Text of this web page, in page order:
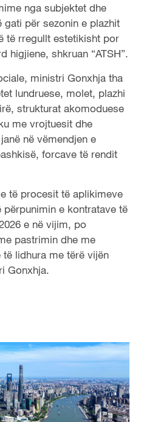
nga subjektet dhe
për sezonin e plazhit
të rregullt estetikisht por
higjiene, shkruan “ATSH”.
ministri Gonxhja tha
lundruese, molet, plazhi
strukturat akomoduese
me vrojtuesit dhe
në vëmendjen e
forcave të rendit
të procesit të aplikimeve
e kontratave të
e në vijim, po
pastrimin dhe me
lidhura me tërë vijën
Gonxhja.